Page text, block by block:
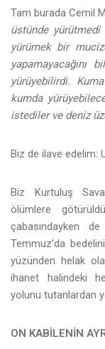
Tam burada Cemil
üstünde yürütmedi
yürümek bir
yapamayacağını
yürüyebilirdi.
kumda
istediler ve deniz
Biz de ilave edelim:
Biz Kurtuluş
ölümlere
çabasındayken
Temmuz’da
yüzünden helak
ihanet halindeki
yolunu tutanlardan
ON KABİLENİN